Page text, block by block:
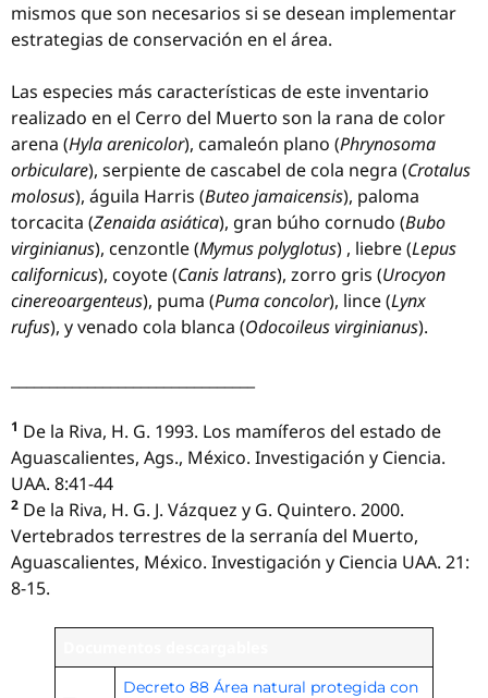
mismos que son necesarios si se desean implementar
estrategias de conservación en el área.
Las especies más características de este inventario
realizado en el Cerro del Muerto son la rana de color
arena (Hyla arenicolor), camaleón plano (Phrynosoma
orbiculare), serpiente de cascabel de cola negra (Crotalus
molosus), águila Harris (Buteo jamaicensis), paloma
torcacita (Zenaida asiática), gran búho cornudo (Bubo
virginianus), cenzontle (Mymus polyglotus) , liebre (Lepus
californicus), coyote (Canis latrans), zorro gris (Urocyon
cinereoargenteus), puma (Puma concolor), lince (Lynx
rufus), y venado cola blanca (Odocoileus virginianus).
1 De la Riva, H. G. 1993. Los mamíferos del estado de
Aguascalientes, Ags., México. Investigación y Ciencia.
UAA. 8:41-44
2 De la Riva, H. G. J. Vázquez y G. Quintero. 2000.
Vertebrados terrestres de la serranía del Muerto,
Aguascalientes, México. Investigación y Ciencia UAA. 21:
8-15.
Decreto 88 Área natural protegida con